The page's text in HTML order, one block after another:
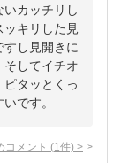
カッチリし
ッキリした見
すし見開きに
そしてイチオ
タッとくっ
です。
コメント (1 件) >